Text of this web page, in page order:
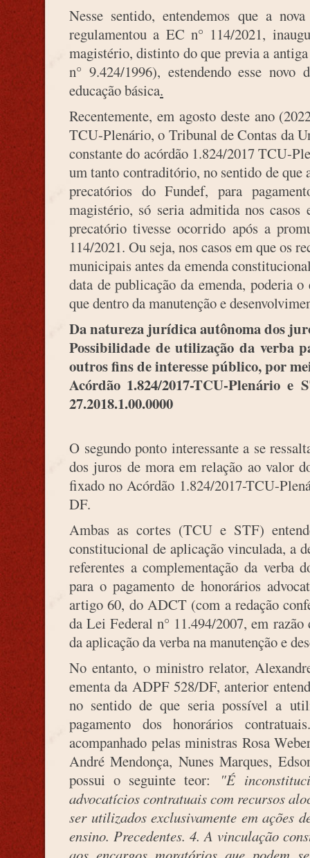
Nesse sentido, entendemos que a
regulamentou a EC n° 114/2021,
magistério, distinto do que previa a
n° 9.424/1996), estendendo esse
educação básica.
Recentemente, em agosto deste ano
TCU-Plenário, o Tribunal de Contas da
constante do acórdão 1.824/2017 TCU-
um tanto contraditório, no sentido de que
precatórios do Fundef, para
magistério, só seria admitida nos casos
precatório tivesse ocorrido após a
114/2021. Ou seja, nos casos em que os
municipais antes da emenda
data de publicação da emenda, poderia
que dentro da manutenção e
Da natureza jurídica autônoma dos
Possibilidade de utilização da verba
outros fins de interesse público, por
Acórdão 1.824/2017-TCU-Plenário e
27.2018.1.00.0000
O segundo ponto interessante a se
dos juros de mora em relação ao valor
fixado no Acórdão 1.824/2017-TCU-
DF.
Ambas as cortes (TCU e STF)
constitucional de aplicação vinculada, a
referentes a complementação da verba
para o pagamento de honorários
artigo 60, do ADCT (com a redação
da Lei Federal n° 11.494/2007, em
da aplicação da verba na manutenção e
No entanto, o ministro relator,
ementa da ADPF 528/DF, anterior
no sentido de que seria possível a
pagamento dos honorários
acompanhado pelas ministras Rosa
André Mendonça, Nunes Marques,
possui o seguinte teor: "É
advocatícios contratuais com recursos
ser utilizados exclusivamente em ações
ensino. Precedentes. 4. A vinculação